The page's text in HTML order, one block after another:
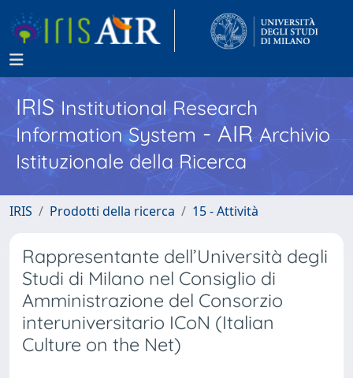
IRISInstitutional Research
Information System - AIR Archivio
Istituzionale della Ricerca
IRIS Prodotti della ricerca 15 - Attività
Rappresentante dell’Università degli
Studi di Milano nel Consiglio di
Amministrazione del Consorzio
interuniversitario ICoN (Italian
Culture on the Net)